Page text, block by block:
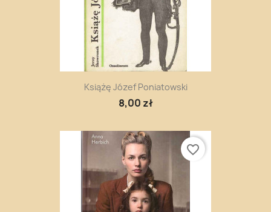
Książę Józef Poniatowski
8,00 zł
favorite_border